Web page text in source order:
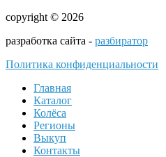
copyright © 2026
разработка сайта - разбиратор
Политика конфиденциальности
Главная
Каталог
Колёса
Регионы
Выкуп
Контакты